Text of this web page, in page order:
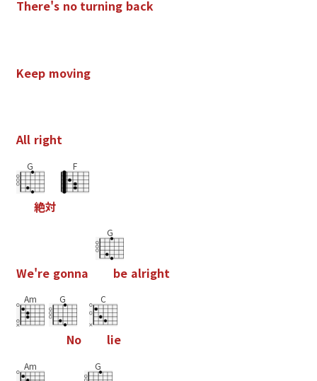
There's no turning back
Keep moving
All right
G
絶対
F
We're gonna
G
be alright
Am G
No
C
lie
Am G